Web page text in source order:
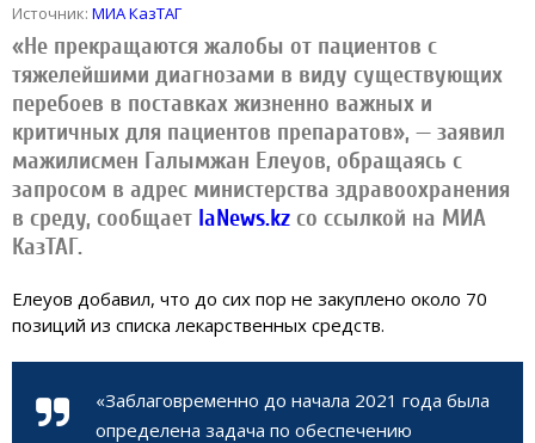
Источник: МИА КазТАГ
«Не прекращаются жалобы от пациентов с
тяжелейшими диагнозами в виду существующих
перебоев в поставках жизненно важных и
критичных для пациентов препаратов», — заявил
мажилисмен Галымжан Елеуов, обращаясь с
запросом в адрес министерства здравоохранения
в среду, сообщает IaNews.kz со ссылкой на МИА
КазТАГ.
Елеуов добавил, что до сих пор не закуплено около 70
позиций из списка лекарственных средств.
«Заблаговременно до начала 2021 года была
определена задача по обеспечению